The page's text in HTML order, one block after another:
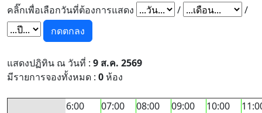
คลิ๊กเพื่อเลือกวันที่ต้องการแสดง /
/
กดตกลง
แสดงปฏิทิน ณ วันที่ : 9 ส.ค. 2569
มีรายการจองทั้งหมด : 0ห้อง
6:00 07:00 08:00 09:00 10:00